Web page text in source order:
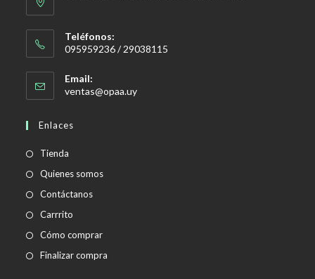
Teléfonos:
095959236 / 29038115
Email:
ventas@opaa.uySe
Enlaces
Tienda
Quienes somos
Contáctanos
Carrrito
Cómo comprar
Finalizar compra